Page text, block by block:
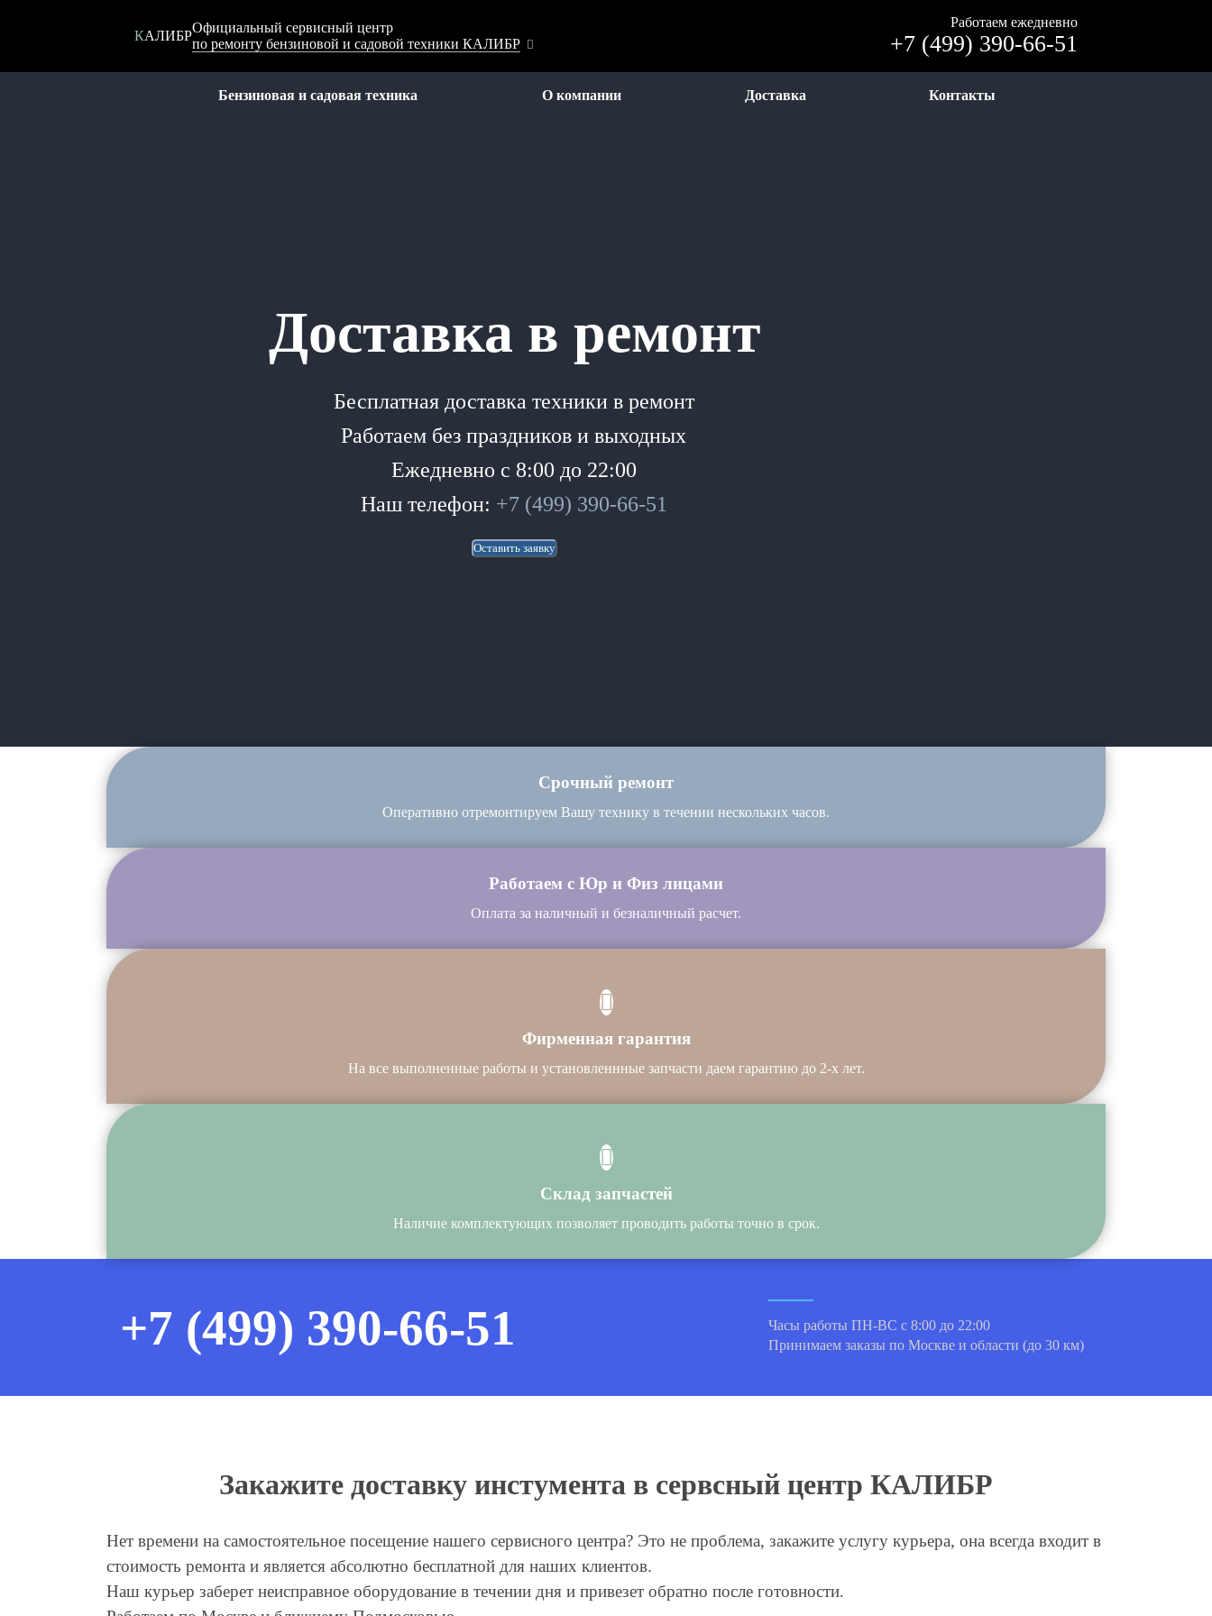
КАЛИБР
Официальный сервисный центр
по ремонту бензиновой и садовой техники КАЛИБР
Работаем ежедневно
+7 (499) 390-66-51
Бензиновая и садовая техника О компании Доставка Контакты
Доставка в ремонт
Бесплатная доставка техники в ремонт
Работаем без праздников и выходных
Ежедневно с 8:00 до 22:00
Наш телефон: +7 (499) 390-66-51
Оставить заявку
Срочный ремонт
Оперативно отремонтируем Вашу технику в течении нескольких часов.
Работаем с Юр и Физ лицами
Оплата за наличный и безналичный расчет.
Фирменная гарантия
На все выполненные работы и установленнные запчасти даем гарантию до 2-х лет.
Склад запчастей
Наличие комплектующих позволяет проводить работы точно в срок.
+7 (499) 390-66-51
Часы работы ПН-ВС с 8:00 до 22:00
Принимаем заказы по Москве и области (до 30 км)
Закажите доставку инстумента в сервсный центр КАЛИБР
Нет времени на самостоятельное посещение нашего сервисного центра? Это не проблема, закажите услугу курьера, она всегда входит в
стоимость ремонта и является абсолютно бесплатной для наших клиентов.
Наш курьер заберет неисправное оборудование в течении дня и привезет обратно после готовности.